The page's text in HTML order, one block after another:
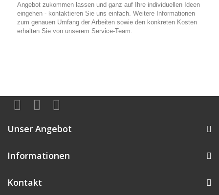
Angebot zukommen lassen und ganz auf Ihre individuellen Ideen
eingehen - kontaktieren Sie uns einfach. Weitere Informationen
zum genauen Umfang der Arbeiten sowie den konkreten Kosten
erhalten Sie von unserem Service-Team.
Unser Angebot
Informationen
Kontakt